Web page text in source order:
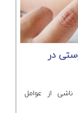
در
از عوامل